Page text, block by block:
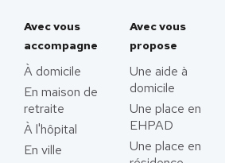
Avec vous
accompagne
À domicile
En maison de
retraite
À l'hôpital
En ville
Avec vous
propose
Une aide à
domicile
Une place en
EHPAD
Une place en